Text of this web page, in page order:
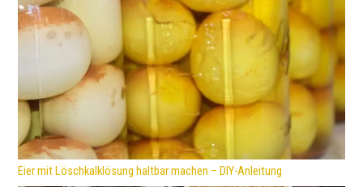
Eier mit Löschkalklösung haltbar machen – DIY-Anleitung